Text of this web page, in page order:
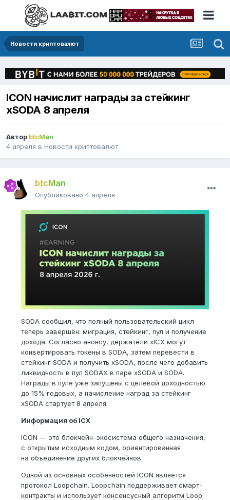
Новости криптовалют
ICON начислит награды за стейкинг
xSODA 8 апреля
Автор btcMan
4 апреля в Новости криптовалют
btcMan
Опубликовано 4 апреля
SODA сообщил, что полный пользовательский цикл
теперь завершён: миграция, стейкинг, пул и получение
дохода. Согласно анонсу, держатели xICX могут
конвертировать токены в SODA, затем перевести в
стейкинг SODA и получить xSODA, после чего добавить
ликвидность в пул SODAX в паре xSODA и SODA.
Награды в пуле уже запущены с целевой доходностью
до 15% годовых, а начисление наград за стейкинг
xSODA стартует 8 апреля.
Информация об ICX
ICON — это блокчейн-экосистема общего назначения,
с открытым исходным кодом, ориентированная
на объединение других блокчейнов.
Одной из основных особенностей ICON является
протокол Loopchain. Loopchain поддерживает смарт-
контракты и использует консенсусный алгоритм Loop